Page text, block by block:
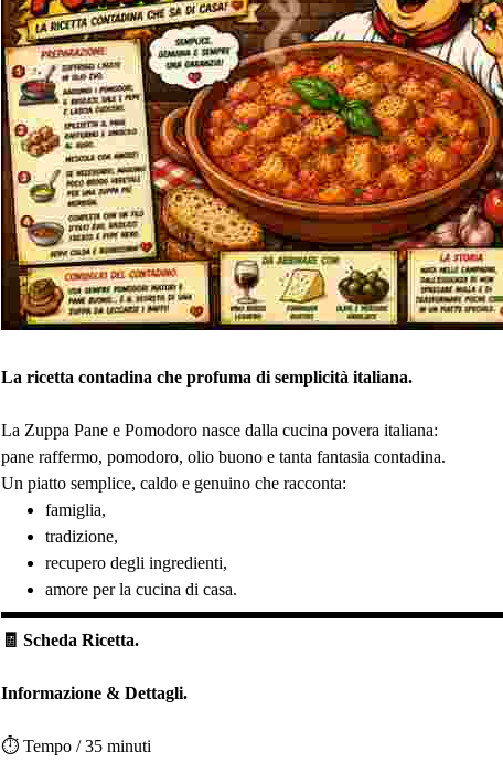
La ricetta contadina che profuma di semplicità italiana.
La Zuppa Pane e Pomodoro nasce dalla cucina povera italiana:
pane raffermo, pomodoro, olio buono e tanta fantasia contadina.
Un piatto semplice, caldo e genuino che racconta:
famiglia,
tradizione,
recupero degli ingredienti,
amore per la cucina di casa.
🧾 Scheda Ricetta.
Informazione & Dettagli.
⏱️ Tempo / 35 minuti